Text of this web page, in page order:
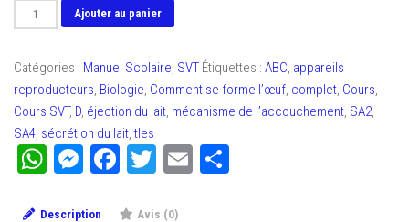
quantité
de
complet
SVT
SA2(Tles
ABC)
SA4
Ajouter au panier
Catégories : Manuel Scolaire, SVT Étiquettes : ABC, appareils
reproducteurs, Biologie, Comment se forme l’œuf, complet, Cours,
Cours SVT, D, éjection du lait, mécanisme de l’accouchement, SA2,
SA4, sécrétion du lait, tles
WhatsApp
Messenger
Facebook
Twitter
Email
Description Avis (0)